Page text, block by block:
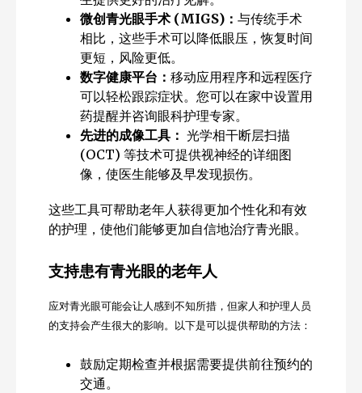
微创青光眼手术 (MIGS)： 与传统手术
相比，这些手术可以降低眼压，恢复时间
更短，风险更低。
数字健康平台： 移动应用程序和远程医疗
可以轻松跟踪症状。您可以在家中设置用
药提醒并咨询眼科护理专家。
先进的成像工具： 光学相干断层扫描
(OCT) 等技术可提供视神经的详细图
像，使医生能够及早发现损伤。
这些工具可帮助老年人获得更加个性化和有效
的护理，使他们能够更加自信地治疗青光眼。
支持患有青光眼的老年人
应对青光眼可能会让人感到不知所措，但家人和护理人员
的支持会产生很大的影响。以下是可以提供帮助的方法：
鼓励定期检查并根据需要提供前往预约的
交通。